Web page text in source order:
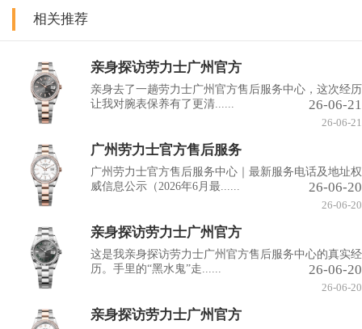
相关推荐
亲身探访劳力士广州官方
亲身去了一趟劳力士广州官方售后服务中心，这次经历
让我对腕表保养有了更清......
26-06-21
26-06-21
广州劳力士官方售后服务
广州劳力士官方售后服务中心｜最新服务电话及地址权
威信息公示（2026年6月最......
26-06-20
26-06-20
亲身探访劳力士广州官方
这是我亲身探访劳力士广州官方售后服务中心的真实经
历。手里的“黑水鬼”走......
26-06-20
26-06-20
亲身探访劳力士广州官方